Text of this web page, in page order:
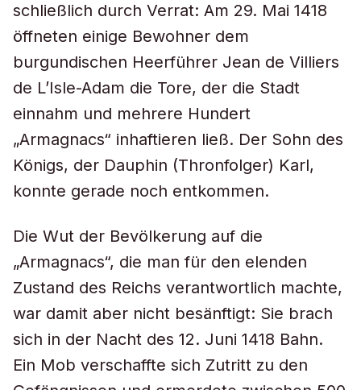
schließlich durch Verrat: Am 29. Mai 1418
öffneten einige Bewohner dem
burgundischen Heerführer Jean de Villiers
de L’Isle-Adam die Tore, der die Stadt
einnahm und mehrere Hundert
„Armagnacs“ inhaftieren ließ. Der Sohn des
Königs, der Dauphin (Thronfolger) Karl,
konnte gerade noch entkommen.
Die Wut der Bevölkerung auf die
„Armagnacs“, die man für den elenden
Zustand des Reichs verantwortlich machte,
war damit aber nicht besänftigt: Sie brach
sich in der Nacht des 12. Juni 1418 Bahn.
Ein Mob verschaffte sich Zutritt zu den